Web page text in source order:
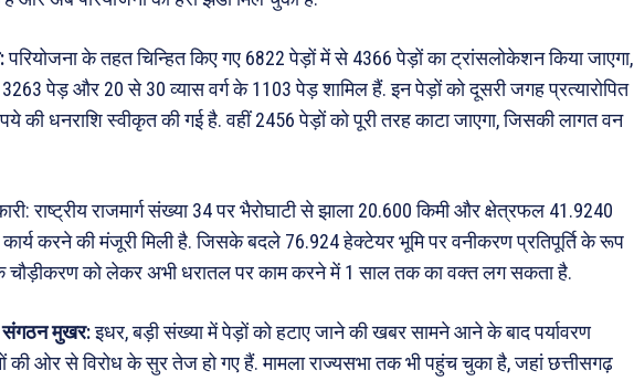
परियोजना के तहत चिन्हित किए गए 6822 पेड़ों में से 4366 पेड़ों का ट्रांसलोकेशन किया जाएगा,
पेड़ और 20 से 30 व्यास वर्ग के 1103 पेड़ शामिल हैं. इन पेड़ों को दूसरी जगह प्रत्यारोपित
धनराशि स्वीकृत की गई है. वहीं 2456 पेड़ों को पूरी तरह काटा जाएगा, जिसकी लागत वन
राष्ट्रीय राजमार्ग संख्या 34 पर भैरोघाटी से झाला 20.600 किमी और क्षेत्रफल 41.9240
करने की मंजूरी मिली है. जिसके बदले 76.924 हेक्टेयर भूमि पर वनीकरण प्रतिपूर्ति के रूप
चौड़ीकरण को लेकर अभी धरातल पर काम करने में 1 साल तक का वक्त लग सकता है.
संगठन मुखर:इधर, बड़ी संख्या में पेड़ों को हटाए जाने की खबर सामने आने के बाद पर्यावरण
की ओर से विरोध के सुर तेज हो गए हैं. मामला राज्यसभा तक भी पहुंच चुका है, जहां छत्तीसगढ़